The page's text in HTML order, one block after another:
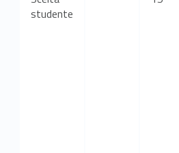
studente